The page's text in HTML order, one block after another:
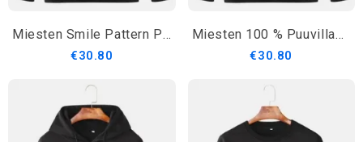
Miesten Smile Pattern Printtitaskuiset Preppy Drop Olkahupparit
€30.80
Miesten 100 % Puuvillasta Valmistettu Sarjakuva Karhukuvioinen Huppari
€30.80